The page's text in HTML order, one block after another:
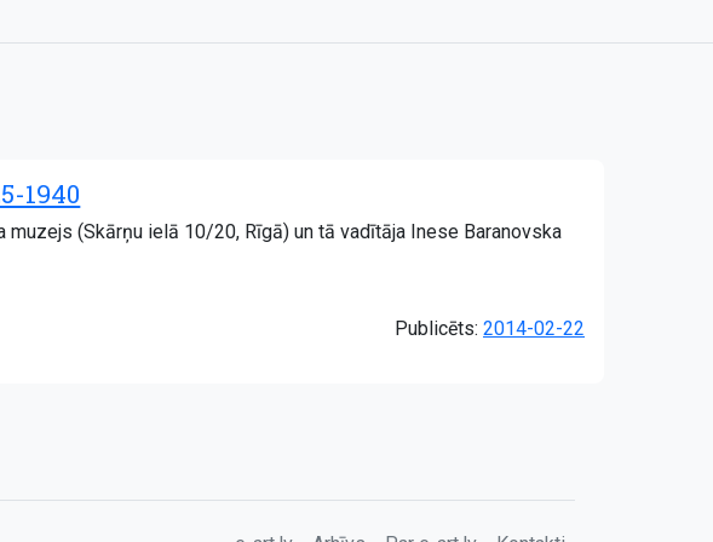
1940
(Skārņu ielā 10/20, Rīgā) un tā vadītāja Inese Baranovska
Publicēts: 2014-02-22